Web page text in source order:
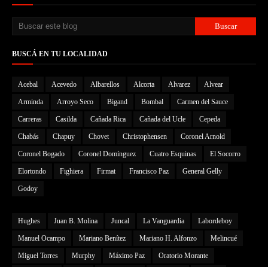
BUSCÁ EN TU LOCALIDAD
Acebal Acevedo Albarellos Alcorta Alvarez Alvear
Arminda Arroyo Seco Bigand Bombal Carmen del Sauce
Carreras Casilda Cañada Rica Cañada del Ucle Cepeda
Chabás Chapuy Chovet Christophensen Coronel Arnold
Coronel Bogado Coronel Domínguez Cuatro Esquinas El Socorro
Elortondo Fighiera Firmat Francisco Paz General Gelly
Godoy
Hughes Juan B. Molina Juncal La Vanguardia Labordeboy
Manuel Ocampo Mariano Benítez Mariano H. Alfonzo Melincué
Miguel Torres Murphy Máximo Paz Oratorio Morante